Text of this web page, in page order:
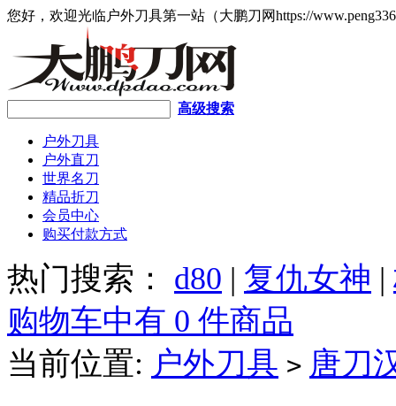
您好，欢迎光临户外刀具第一站（大鹏刀网https://
高级搜索
户外刀具
户外直刀
世界名刀
精品折刀
会员中心
购买付款方式
热门搜索： d80 | 复仇女神 |
购物车中有 0 件商品
当前位置: 户外刀具 > 唐刀